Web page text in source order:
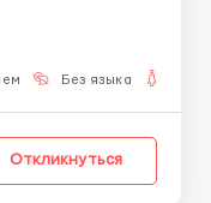
поєднувати
Від
Без языка
Откликнуться